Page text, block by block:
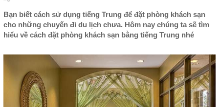
Bạn biết cách sử dụng tiếng Trung để đặt phòng khách sạn
cho những chuyến đi du lịch chưa. Hôm nay chúng ta sẽ tìm
hiểu về cách đặt phòng khách sạn bằng tiếng Trung nhé